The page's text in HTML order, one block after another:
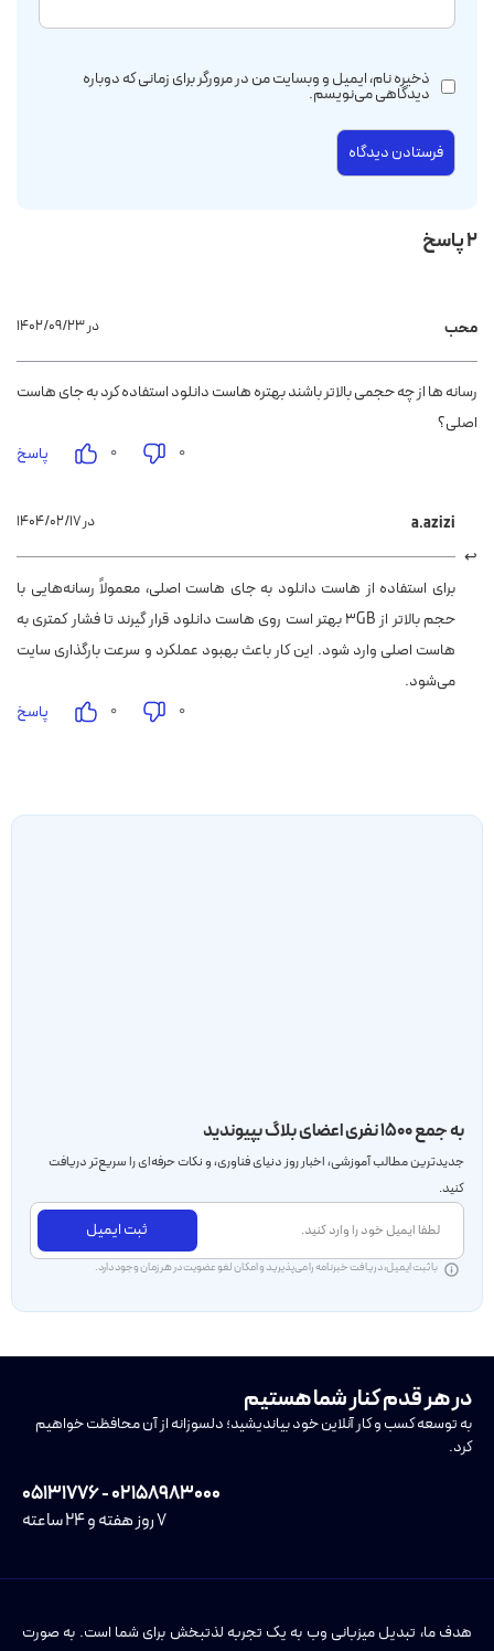
2 پاسخ
محب ۱۴۰۲/۰۹/۲۳ در
رسانه ها از چه حجمی بالاتر باشند بهتره هاست دانلود استفاده کرد به جای هاست
اصلی؟
۰
۰ پاسخ
a.azizi ۱۴۰۴/۰۲/۱۷ در
برای استفاده از هاست دانلود به جای هاست اصلی، معمولاً رسانه‌هایی با
حجم بالاتر از 3GB بهتر است روی هاست دانلود قرار گیرند تا فشار کمتری به
هاست اصلی وارد شود. این کار باعث بهبود عملکرد و سرعت بارگذاری سایت
می‌شود.
۰
۰ پاسخ
ذخیره نام، ایمیل و وبسایت من در مرورگر برای زمانی که دوباره
دیدگاهی می‌نویسم.
به جمع ۱۵۰۰ نفری اعضای بلاگ بپیوندید
جدید‌ترین مطالب آموزشی، اخبار روز دنیای فناوری، و نکات حرفه‌ای را سریع‌تر دریافت
کنید.
ثبت ایمیل
با ثبت ایمیل، دریافت خبرنامه را می‌پذیرید و امکان لغو عضویت در هر زمان وجود دارد.
در هر قدم کنار شما هستیم
به توسعه کسب و کار آنلاین خود بیاندیشید؛ دلسوزانه از آن محافظت خواهیم
کرد.
۰۲۱۵۸۹۸۳۰۰۰ - ۰۵۱۳۱۷۷۶
۷ روز هفته و ۲۴ ساعته
هدف ما، تبدیل میزبانی وب به یک تجربه لذتبخش برای شما است. به صورت